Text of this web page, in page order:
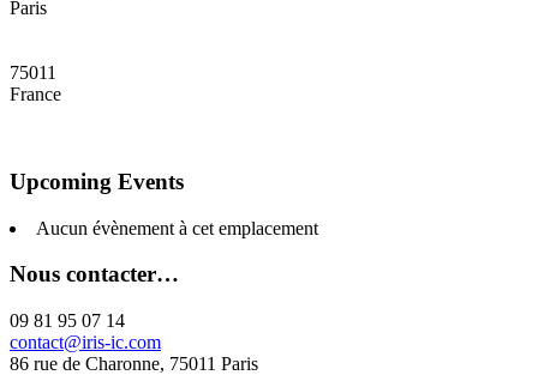
Paris
75011
France
Upcoming Events
Aucun évènement à cet emplacement
Nous contacter…
09 81 95 07 14
contact@iris-ic.com
86 rue de Charonne, 75011 Paris